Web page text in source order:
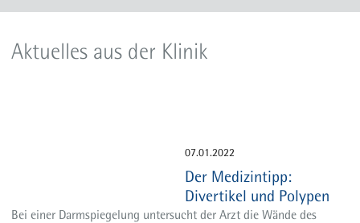
Diagnose und Therapie
Aktuelles aus der Klinik
07.01.2022
Der Medizintipp:
Divertikel und Polypen
Bei einer Darmspiegelung untersucht der Arzt die Wände des